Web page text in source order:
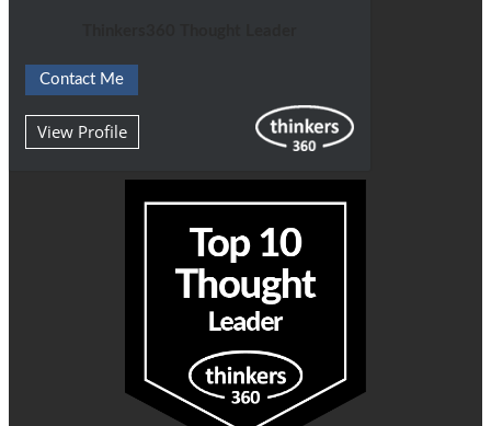
Contact Me
View Profile